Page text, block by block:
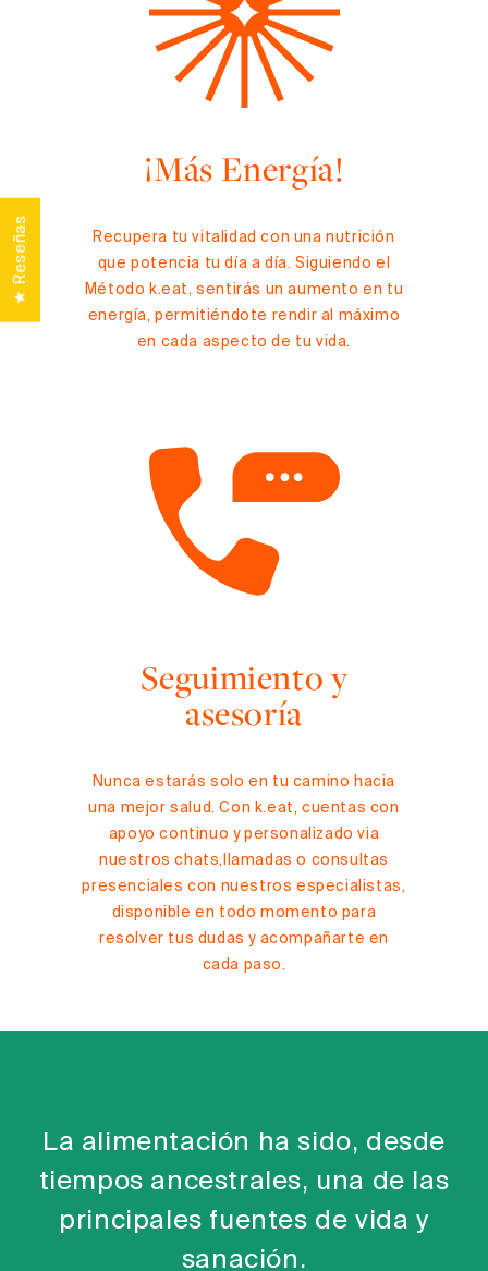
¡Más Energía!
Recupera tu vitalidad con una nutrición
que potencia tu día a día. Siguiendo el
Método k.eat, sentirás un aumento en tu
energía, permitiéndote rendir al máximo
en cada aspecto de tu vida.
Seguimiento y
asesoría
Nunca estarás solo en tu camino hacia
una mejor salud. Con k.eat, cuentas con
apoyo continuo y personalizado via
nuestros chats,llamadas o consultas
presenciales con nuestros especialistas,
disponible en todo momento para
resolver tus dudas y acompañarte en
cada paso.
La alimentación ha sido, desde
tiempos ancestrales, una de las
principales fuentes de vida y
sanación.
★ Reseñas